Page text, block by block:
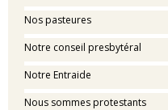
Nos pasteures
Notre conseil presbytéral
Notre Entraide
Nous sommes protestants